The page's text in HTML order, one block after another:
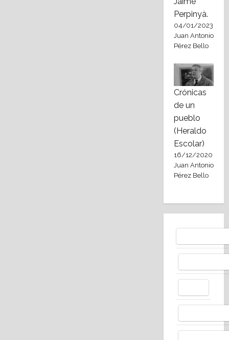
Perpinyà.
04/01/2023
Juan Antonio
Pérez Bello
Crónicas
de un
pueblo
(Heraldo
Escolar)
16/12/2020
Juan Antonio
Pérez Bello